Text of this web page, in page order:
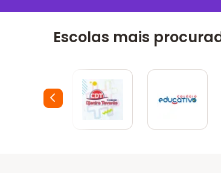
Escolas mais